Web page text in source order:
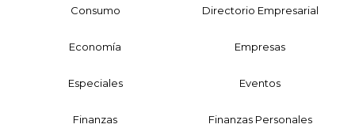
Consumo Directorio Empresarial
Economía Empresas
Especiales Eventos
Finanzas Finanzas Personales